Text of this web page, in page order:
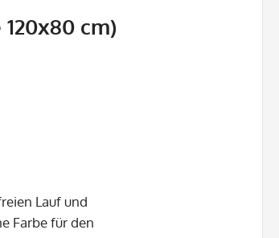
cm)
Lauf und
Farbe für den